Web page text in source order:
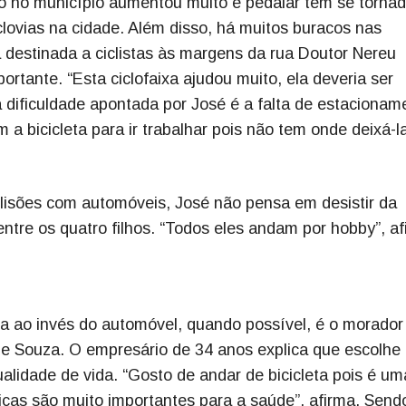
na cidade. Além disso, há muitos buracos nas
a ciclistas às margens da rua Doutor Nereu
“Esta ciclofaixa ajudou muito, ela deveria ser
apontada por José é a falta de
a bicicleta para ir trabalhar pois não tem onde deixá-
com automóveis, José não pensa em desistir da
os quatro filhos. “Todos eles andam por hobby”,
ao invés do automóvel, quando possível, é o
Souza. O empresário de 34 anos explica que escolhe
de vida. “Gosto de andar de bicicleta pois é
são muito importantes para a saúde”, afirma.